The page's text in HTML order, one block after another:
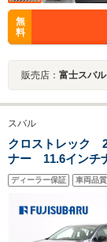
無
料
販売店： 富士スバ
スバル
クロストレック
ナー 11.6インチ
ト 全周囲カメラ
ー USB入力端
禁煙車
ディーラー保証 車両品